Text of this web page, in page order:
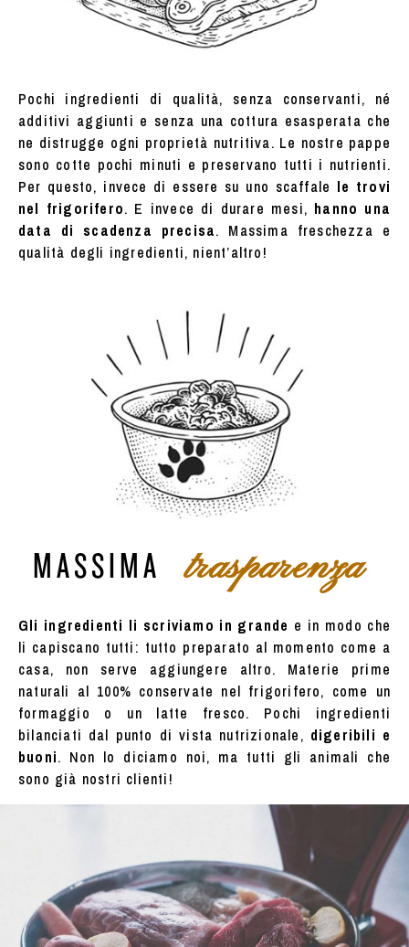
Pochi ingredienti di qualità, senza conservanti, né
additivi aggiunti e senza una cottura esasperata che
ne distrugge ogni proprietà nutritiva. Le nostre pappe
sono cotte pochi minuti e preservano tutti i nutrienti.
Per questo, invece di essere su uno scaffale le trovi
nel frigorifero. E invece di durare mesi, hanno una
data di scadenza precisa. Massima freschezza e
qualità degli ingredienti, nient’altro!
MASSIMA trasparenza
Gli ingredienti li scriviamo in grande e in modo che
li capiscano tutti: tutto preparato al momento come a
casa, non serve aggiungere altro. Materie prime
naturali al 100% conservate nel frigorifero, come un
formaggio o un latte fresco. Pochi ingredienti
bilanciati dal punto di vista nutrizionale, digeribili e
buoni. Non lo diciamo noi, ma tutti gli animali che
sono già nostri clienti!